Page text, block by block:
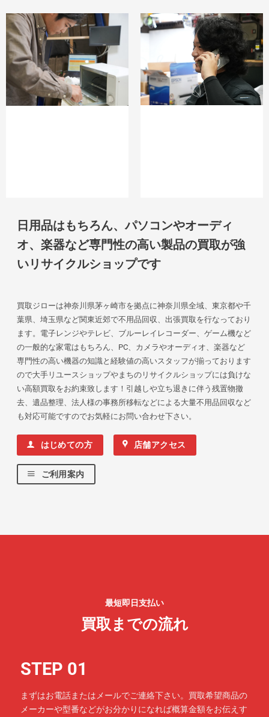
日用品はもちろん、パソコンやオーディ
オ、楽器など専門性の高い製品の買取が強
いリサイクルショップです
買取ジローは神奈川県茅ヶ崎市を拠点に神奈川県全域、東京都や千
葉県、埼玉県など関東近郊で不用品回収、出張買取を行なっており
ます。電子レンジやテレビ、ブルーレイレコーダー、ゲーム機など
の一般的な家電はもちろん、PC、カメラやオーディオ、楽器など
専門性の高い機器の知識と経験値の高いスタッフが揃っております
ので大手リユースショップやまちのリサイクルショップには負けな
い高額買取をお約束致します！引越しや立ち退きに伴う残置物撤
去、遺品整理、法人様の事務所移転などによる大量不用品回収など
も対応可能ですのでお気軽にお問い合わせ下さい。
はじめての方 店舗アクセス
ご利用案内
最短即日支払い
買取までの流れ
STEP 01
まずはお電話またはメールでご連絡下さい。買取希望商品の
メーカーや型番などがお分かりになれば概算金額をお伝えす